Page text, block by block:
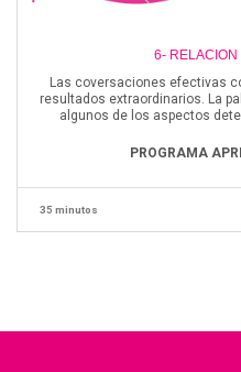
6- RELACION
Las coversaciones efectivas
resultados extraordinarios. La
algunos de los aspectos
PROGRAMA
35 minutos